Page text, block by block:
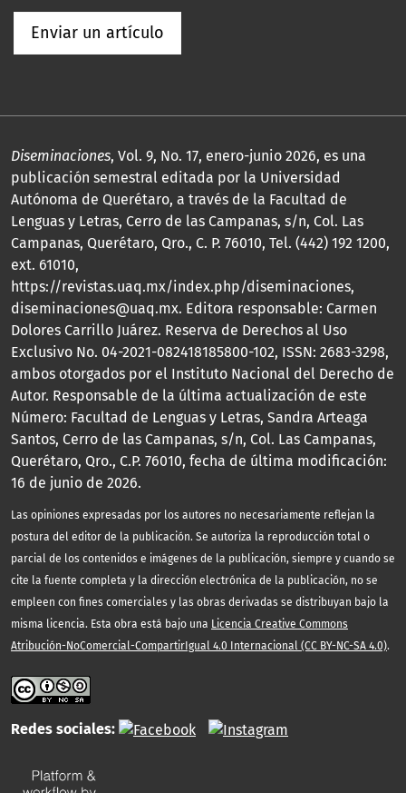
Enviar un artículo
Diseminaciones, Vol. 9, No. 17, enero-junio 2026, es una
publicación semestral editada por la Universidad
Autónoma de Querétaro, a través de la Facultad de
Lenguas y Letras, Cerro de las Campanas, s/n, Col. Las
Campanas, Querétaro, Qro., C. P. 76010, Tel. (442) 192 1200,
ext. 61010,
https://revistas.uaq.mx/index.php/diseminaciones,
diseminaciones@uaq.mx. Editora responsable: Carmen
Dolores Carrillo Juárez. Reserva de Derechos al Uso
Exclusivo No. 04-2021-082418185800-102, ISSN: 2683-3298,
ambos otorgados por el Instituto Nacional del Derecho de
Autor. Responsable de la última actualización de este
Número: Facultad de Lenguas y Letras, Sandra Arteaga
Santos, Cerro de las Campanas, s/n, Col. Las Campanas,
Querétaro, Qro., C.P. 76010, fecha de última modificación:
16 de junio de 2026.
Las opiniones expresadas por los autores no necesariamente reflejan la
postura del editor de la publicación. Se autoriza la reproducción total o
parcial de los contenidos e imágenes de la publicación, siempre y cuando se
cite la fuente completa y la dirección electrónica de la publicación, no se
empleen con fines comerciales y las obras derivadas se distribuyan bajo la
misma licencia. Esta obra está bajo una Licencia Creative Commons
Atribución-NoComercial-CompartirIgual 4.0 Internacional (CC BY-NC-SA 4.0).
Redes sociales: